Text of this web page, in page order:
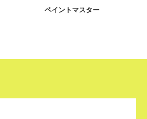
ペイントマスター